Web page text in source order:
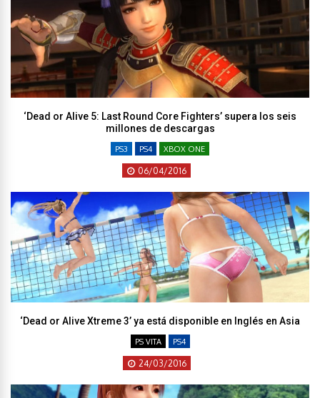
‘Dead or Alive 5: Last Round Core Fighters’ supera los seis
millones de descargas
PS3 PS4 XBOX ONE
06/04/2016
‘Dead or Alive Xtreme 3’ ya está disponible en Inglés en Asia
PS VITA PS4
24/03/2016